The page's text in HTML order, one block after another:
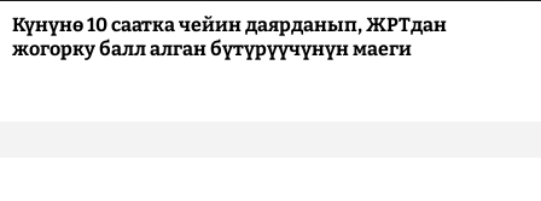
Күнүнө 10 саатка чейин даярданып, ЖРТдан
жогорку балл алган бүтүрүүчүнүн маеги